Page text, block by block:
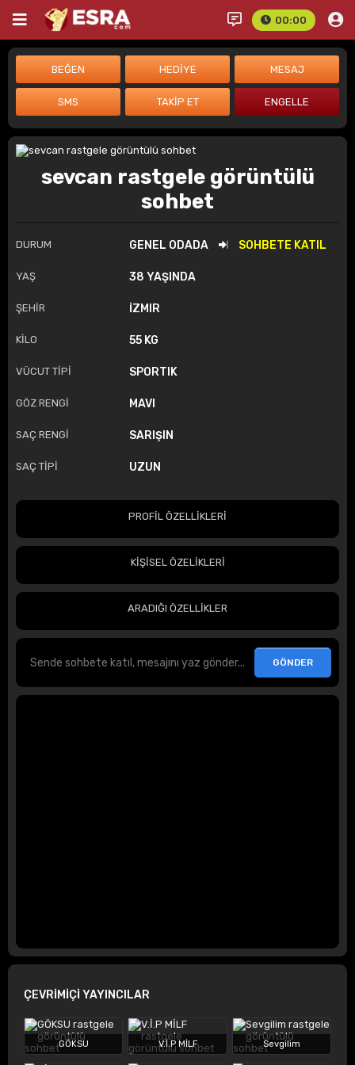
00:00
sevcan rastgele görüntülü
sohbet
DURUM GENEL ODADA SOHBETE KATIL
YAŞ 38 YAŞINDA
ŞEHİR İZMIR
KİLO 55 KG
VÜCUT TİPİ SPORTIK
GÖZ RENGİ MAVI
SAÇ RENGİ SARIŞIN
SAÇ TİPİ UZUN
PROFİL ÖZELLİKLERİ
KİŞİSEL ÖZELİKLERİ
ARADIĞI ÖZELLİKLER
ÇEVRİMİÇİ YAYINCILAR
GÖKSU V.İ.P MİLF Sevgilim